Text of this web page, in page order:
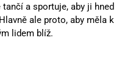
a sportuje, aby ji hned
ale proto, aby měla k
lidem blíž.